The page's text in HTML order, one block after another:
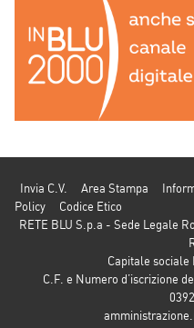
Invia C.V. Area Stampa
Policy
Codice Etico
RETE BLU S.p.a - Sede Legale
Capitale sociale
C.F. e Numero d’iscrizione